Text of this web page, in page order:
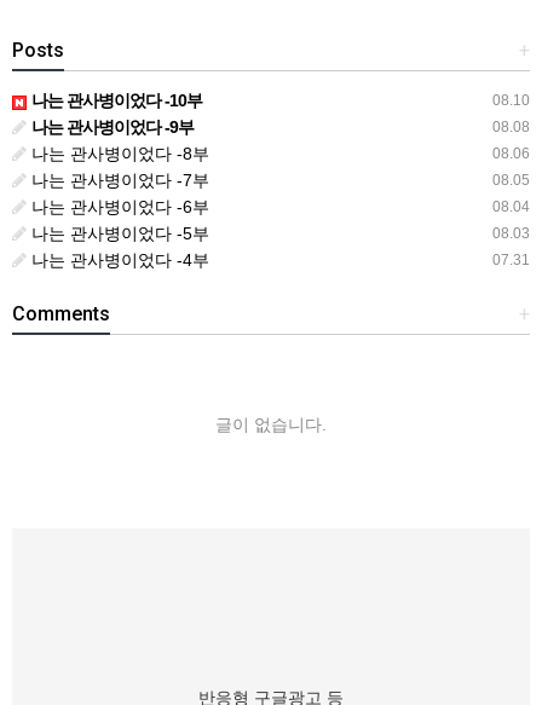
+
Posts
08.10
나는 관사병이었다 -10부
08.08
나는 관사병이었다 -9부
08.06
나는 관사병이었다 -8부
08.05
나는 관사병이었다 -7부
08.04
나는 관사병이었다 -6부
08.03
나는 관사병이었다 -5부
07.31
나는 관사병이었다 -4부
+
Comments
글이 없습니다.
반응형 구글광고 등